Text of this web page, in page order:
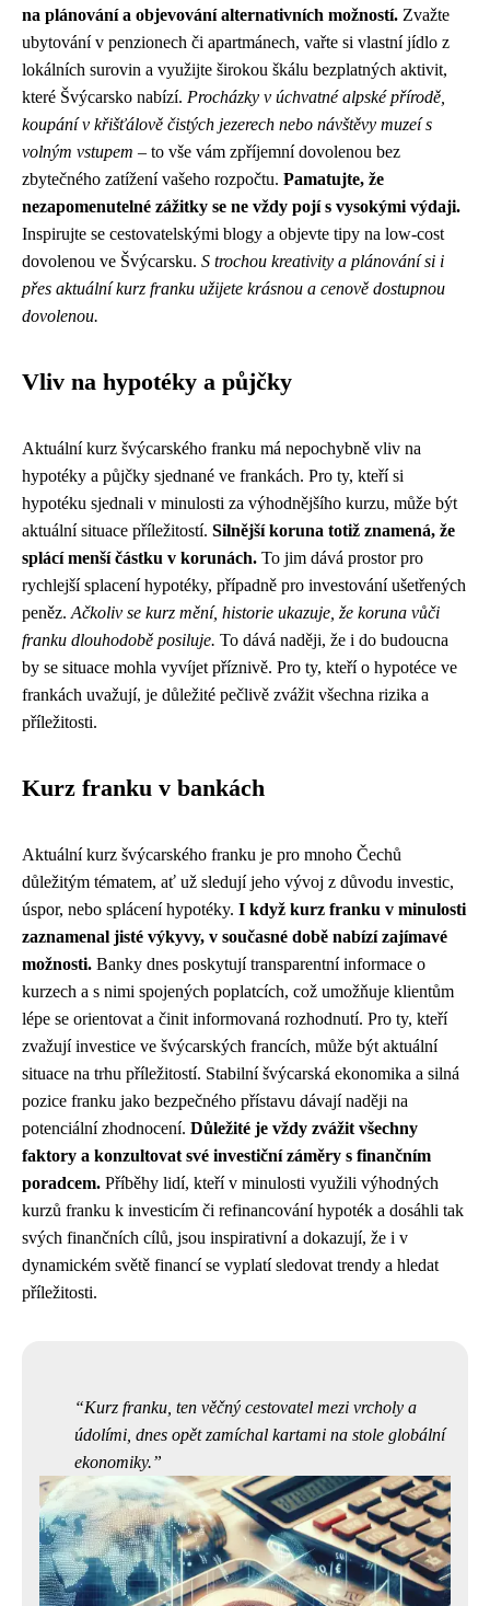
na plánování a objevování alternativních možností. Zvažte
ubytování v penzionech či apartmánech, vařte si vlastní jídlo z
lokálních surovin a využijte širokou škálu bezplatných aktivit,
které Švýcarsko nabízí. Procházky v úchvatné alpské přírodě,
koupání v křišťálově čistých jezerech nebo návštěvy muzeí s
volným vstupem – to vše vám zpříjemní dovolenou bez
zbytečného zatížení vašeho rozpočtu. Pamatujte, že
nezapomenutelné zážitky se ne vždy pojí s vysokými výdaji.
Inspirujte se cestovatelskými blogy a objevte tipy na low-cost
dovolenou ve Švýcarsku. S trochou kreativity a plánování si i
přes aktuální kurz franku užijete krásnou a cenově dostupnou
dovolenou.
Vliv na hypotéky a půjčky
Aktuální kurz švýcarského franku má nepochybně vliv na
hypotéky a půjčky sjednané ve frankách. Pro ty, kteří si
hypotéku sjednali v minulosti za výhodnějšího kurzu, může být
aktuální situace příležitostí. Silnější koruna totiž znamená, že
splácí menší částku v korunách. To jim dává prostor pro
rychlejší splacení hypotéky, případně pro investování ušetřených
peněz. Ačkoliv se kurz mění, historie ukazuje, že koruna vůči
franku dlouhodobě posiluje. To dává naději, že i do budoucna
by se situace mohla vyvíjet příznivě. Pro ty, kteří o hypotéce ve
frankách uvažují, je důležité pečlivě zvážit všechna rizika a
příležitosti.
Kurz franku v bankách
Aktuální kurz švýcarského franku je pro mnoho Čechů
důležitým tématem, ať už sledují jeho vývoj z důvodu investic,
úspor, nebo splácení hypotéky. I když kurz franku v minulosti
zaznamenal jisté výkyvy, v současné době nabízí zajímavé
možnosti. Banky dnes poskytují transparentní informace o
kurzech a s nimi spojených poplatcích, což umožňuje klientům
lépe se orientovat a činit informovaná rozhodnutí. Pro ty, kteří
zvažují investice ve švýcarských francích, může být aktuální
situace na trhu příležitostí. Stabilní švýcarská ekonomika a silná
pozice franku jako bezpečného přístavu dávají naději na
potenciální zhodnocení. Důležité je vždy zvážit všechny
faktory a konzultovat své investiční záměry s finančním
poradcem. Příběhy lidí, kteří v minulosti využili výhodných
kurzů franku k investicím či refinancování hypoték a dosáhli tak
svých finančních cílů, jsou inspirativní a dokazují, že i v
dynamickém světě financí se vyplatí sledovat trendy a hledat
příležitosti.
Kurz franku, ten věčný cestovatel mezi vrcholy a
údolími, dnes opět zamíchal kartami na stole globální
ekonomiky.